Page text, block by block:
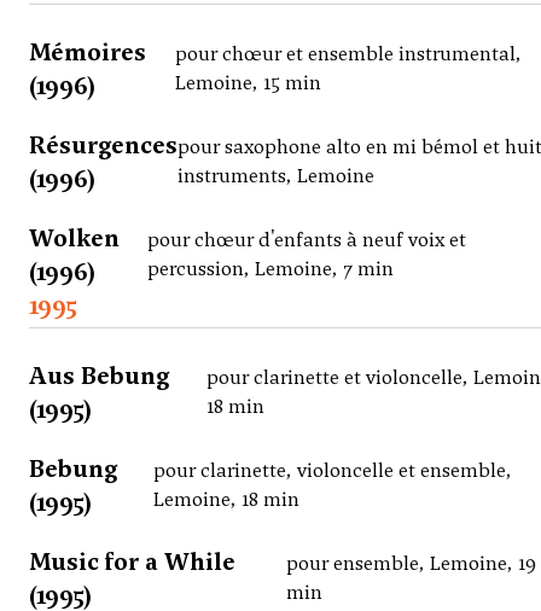
Mémoires
(1996)
pour chœur et ensemble instrumental,
Lemoine, 15 min
Résurgences
(1996)
pour saxophone alto en mi bémol et
instruments, Lemoine
Wolken
(1996)
pour chœur d'enfants à neuf voix et
percussion, Lemoine, 7 min
1995
Aus Bebung
(1995)
pour clarinette et violoncelle,
18 min
Bebung
(1995)
pour clarinette, violoncelle et ensemble,
Lemoine, 18 min
Music for a While
(1995)
pour ensemble, Lemoine, 19
min